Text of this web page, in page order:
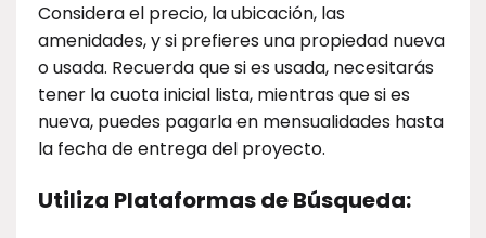
Considera el precio, la ubicación, las
amenidades, y si prefieres una propiedad nueva
o usada. Recuerda que si es usada, necesitarás
tener la cuota inicial lista, mientras que si es
nueva, puedes pagarla en mensualidades hasta
la fecha de entrega del proyecto.
Utiliza Plataformas de Búsqueda: